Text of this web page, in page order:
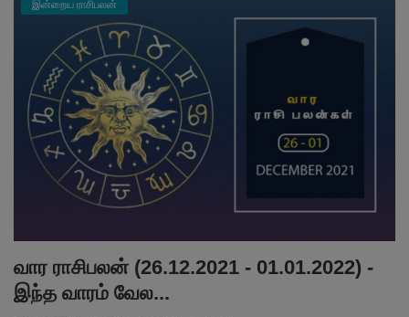
இன்றைய ராசிபலன்
வார ராசிபலன் (26.12.2021 - 01.01.2022) -
இந்த வாரம் வேல...